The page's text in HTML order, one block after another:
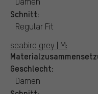
Schnitt:
Regular Fit
seabird grey | M:
Geschlecht:
Damen